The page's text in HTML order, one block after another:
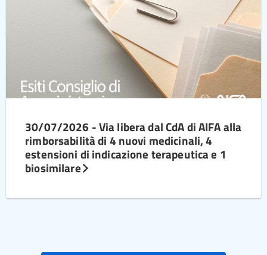
30/07/2026 - Via libera dal CdA di AIFA alla
rimborsabilità di 4 nuovi medicinali, 4
estensioni di indicazione terapeutica e 1
biosimilare